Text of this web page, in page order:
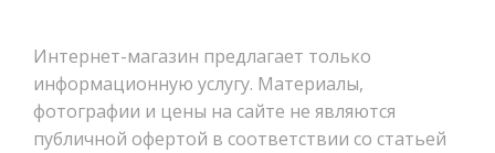
Интернет-магазин предлагает только
информационную услугу. Материалы,
фотографии и цены на сайте не являются
публичной офертой в соответствии со статьей